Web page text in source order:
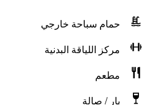
حمام سباحة خارجي
مركز اللياقة البدنية
مطعم
بار / صالة